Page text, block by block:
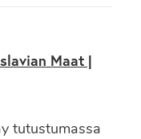
Maat |
tutustumassa